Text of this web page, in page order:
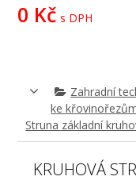
0 Kč s DPH
Zahradní
ke
Struna základní
KRUHOVÁ